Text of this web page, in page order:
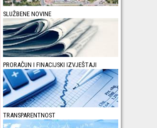
SLUŽBENE NOVINE
PRORAČUN I FINACIJSKI IZVJEŠTAJI
TRANSPARENTNOST